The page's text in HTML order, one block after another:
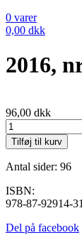
0 varer
0,00 dkk
2016,
96,00 dkk
2016,
nr.
1
antal
Tilføj til kurv
Antal sider: 96
ISBN:
978-87-92914-
Del på facebook